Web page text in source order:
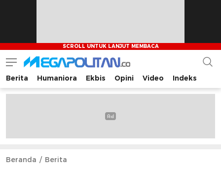
Megapolitan.co
Menyajikan berita-berita fakta bagi pembaca
Berita Humaniora Ekbis Opini Video Indeks
Beranda Berita